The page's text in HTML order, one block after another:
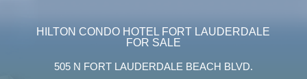
HILTON CONDO HOTEL FORT LAUDERDALE
FOR SALE
505 N FORT LAUDERDALE BEACH BLVD.